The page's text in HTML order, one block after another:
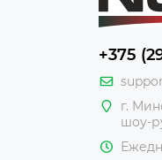
+375
г.
шоу-